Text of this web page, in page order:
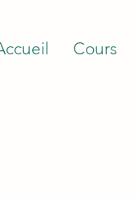
Cours